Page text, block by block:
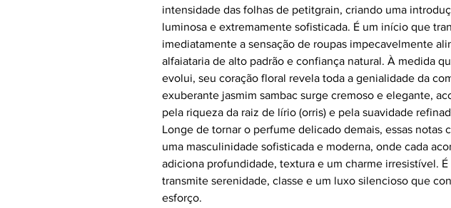
intensidade das folhas de petitgrain, criando uma
luminosa e extremamente sofisticada. É um início que
imediatamente a sensação de roupas impecavelmente
alfaiataria de alto padrão e confiança natural. À medida
evolui, seu coração floral revela toda a genialidade da
exuberante jasmim sambac surge cremoso e elegante,
pela riqueza da raiz de lírio (orris) e pela suavidade
Longe de tornar o perfume delicado demais, essas notas
uma masculinidade sofisticada e moderna, onde cada
adiciona profundidade, textura e um charme irresistível. É
transmite serenidade, classe e um luxo silencioso que
esforço.